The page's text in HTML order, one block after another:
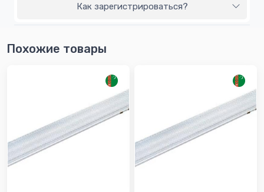
Как зарегистрироваться?
Похожие товары